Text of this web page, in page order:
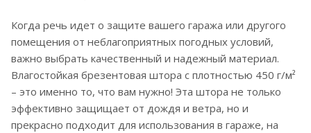
Когда речь идет о защите вашего гаража или другого
помещения от неблагоприятных погодных условий,
важно выбрать качественный и надежный материал.
Влагостойкая брезентовая штора с плотностью 450 г/м²
– это именно то, что вам нужно! Эта штора не только
эффективно защищает от дождя и ветра, но и
прекрасно подходит для использования в гараже, на